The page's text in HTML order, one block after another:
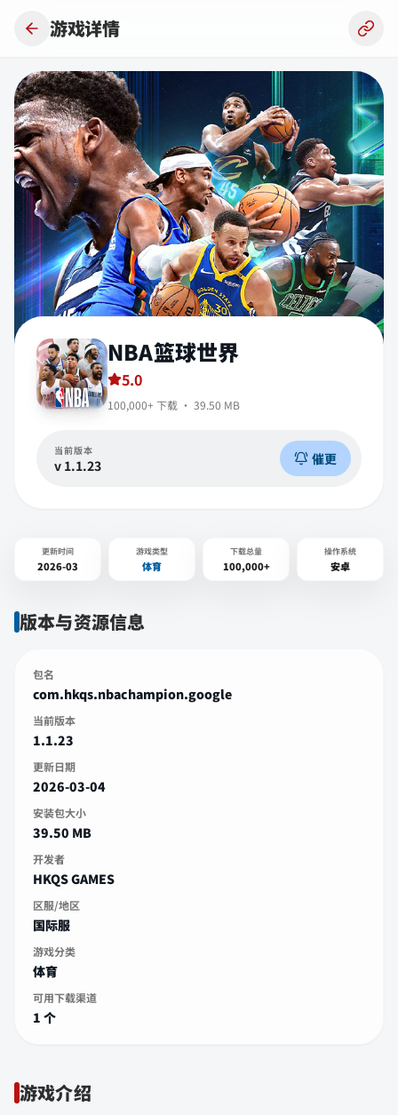
游戏详情
NBA篮球世界
5.0
100,000+ 下载 · 39.50 MB
当前版本
v 1.1.23 催更
更新时间
2026-03
游戏类型
体育
下载总量
100,000+
操作系统
安卓
版本与资源信息
包名
com.hkqs.nbachampion.google
当前版本
1.1.23
更新日期
2026-03-04
安装包大小
39.50 MB
开发者
HKQS GAMES
区服/地区
国际服
游戏分类
体育
可用下载渠道
1 个
游戏介绍